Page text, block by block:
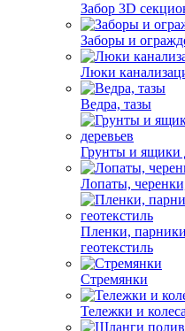
Забор 3D
Заборы и
Люки
Ведра, тазы
Грунты и ящики
Лопаты,
Пленки,
геотекстиль
Стремянки
Тележки и колеса